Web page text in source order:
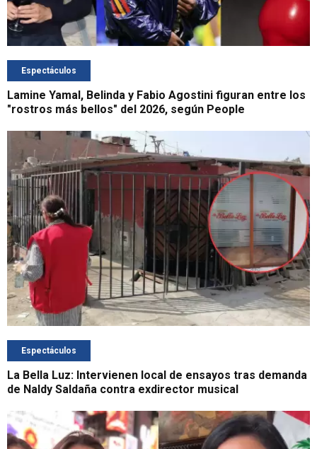
Espectáculos
Lamine Yamal, Belinda y Fabio Agostini figuran entre los
"rostros más bellos" del 2026, según People
Espectáculos
La Bella Luz: Intervienen local de ensayos tras demanda
de Naldy Saldaña contra exdirector musical